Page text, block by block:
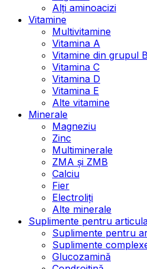
Alți aminoacizi
Vitamine
Multivitamine
Vitamina A
Vitamine din grupul B
Vitamina C
Vitamina D
Vitamina E
Alte vitamine
Minerale
Magneziu
Zinc
Multiminerale
ZMA și ZMB
Calciu
Fier
Electroliți
Alte minerale
Suplimente pentru
Suplimente pentru
Suplimente
Glucozamină